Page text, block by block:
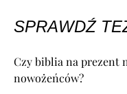
SPRAWDŹ
Czy biblia na prezent
nowożeńców?